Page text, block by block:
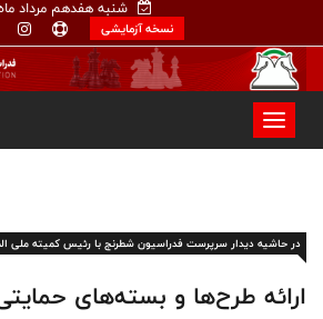
شنبه هفدهم مرداد
نسخه آزمایشی
در حاشیه دیدار سرپرست فدراسیون شطرنج با رئیس کمیته ملی
ارائه طرح‌ها و بسته‌های